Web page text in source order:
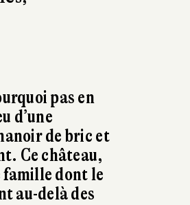
pas en
d’une
de bric et
Ce château,
famille dont le
au-delà des